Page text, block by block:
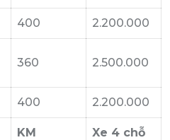
400 2.200.000
360 2.500.000
400 2.200.000
KM Xe 4 chỗ